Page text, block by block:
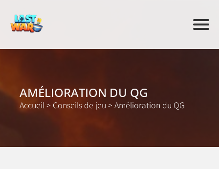
AMÉLIORATION DU QG
Accueil> Conseils de jeu > Amélioration du QG